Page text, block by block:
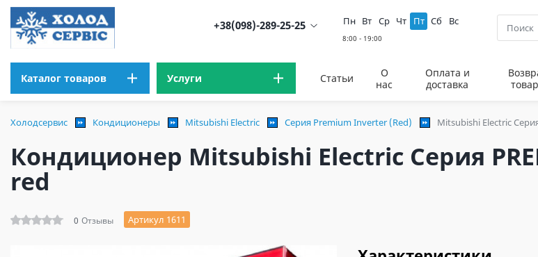
+38(098)-289-25-25 Пн Вт Ср Чт Пт Сб Вс
Каталог товаров Услуги Статьи
О
нас
Оплата и
доставка
Холодсервис Кондиционеры Mitsubishi Electric Серия Premium Inverter (Red) Mitsubishi Electric
Кондиционер Mitsubishi Electric Серия
red
0 Отзывы Артикул 1611